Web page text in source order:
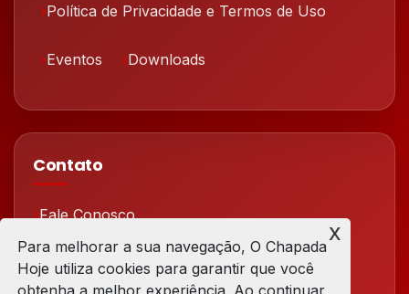
Política de Privacidade e Termos de Uso
Eventos Downloads
Contato
Fale Conosco
Redes Sociais
Para melhorar a sua navegação, O Chapada
Hoje utiliza cookies para garantir que você
obtenha a melhor experiência. Ao continuar
x